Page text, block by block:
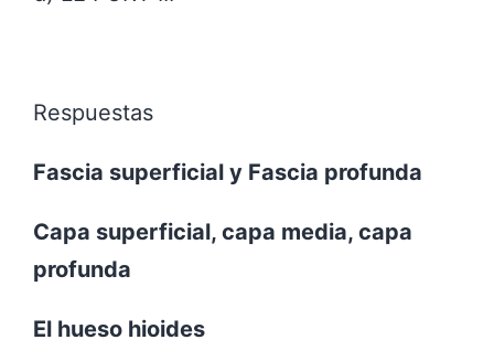
Respuestas
Fascia superficial y Fascia profunda
Capa superficial, capa media, capa
profunda
El hueso hioides